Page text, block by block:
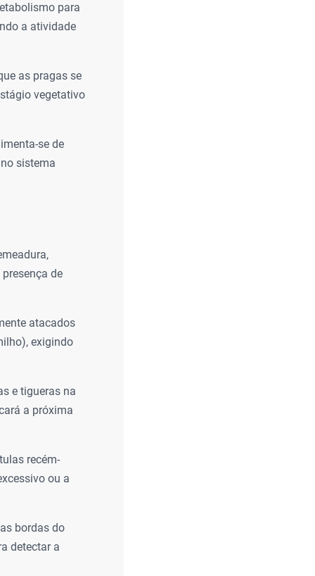
para
a atividade
as pragas se
vegetativo
se de
sistema
de
atacados
exigindo
e tigueras na
a próxima
recém-
ou a
bordas do
detectar a